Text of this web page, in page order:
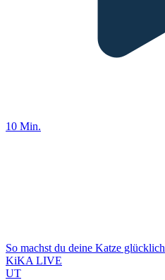
10 Min.
So machst du deine Katze glücklich
KiKA LIVE
UT